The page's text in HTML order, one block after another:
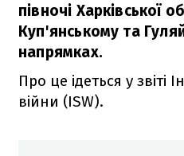
півночі Харківської
Куп'янському та
напрямках.
Про це ідеться у звіті
війни (ISW).